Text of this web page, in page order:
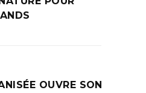
OUVRE SON